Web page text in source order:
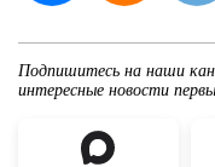
Подпишитесь на наши
интересные новости